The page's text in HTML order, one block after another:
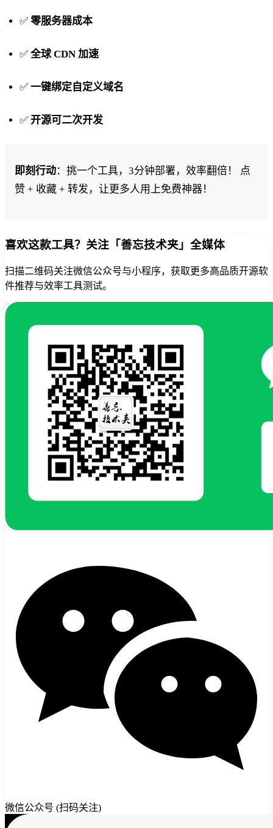
✅ 零服务器成本
✅ 全球 CDN 加速
✅ 一键绑定自定义域名
✅ 开源可二次开发
即刻行动：挑一个工具，3分钟部署，效率翻倍！ 点
赞 + 收藏 + 转发，让更多人用上免费神器！
喜欢这款工具？关注「善忘技术夹」全媒体
扫描二维码关注微信公众号与小程序，获取更多高品质开源软
件推荐与效率工具测试。
微信公众号 (扫码关注)